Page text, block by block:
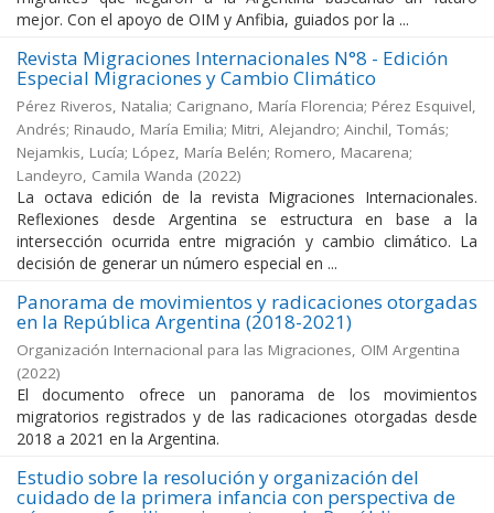
mejor. Con el apoyo de OIM y Anfibia, guiados por la ...
Revista Migraciones Internacionales N°8 - Edición
Especial Migraciones y Cambio Climático
Pérez Riveros, Natalia; Carignano, María Florencia; Pérez Esquivel,
Andrés; Rinaudo, María Emilia; Mitri, Alejandro; Ainchil, Tomás;
Nejamkis, Lucía; López, María Belén; Romero, Macarena;
Landeyro, Camila Wanda (2022)
La octava edición de la revista Migraciones Internacionales.
Reflexiones desde Argentina se estructura en base a la
intersección ocurrida entre migración y cambio climático. La
decisión de generar un número especial en ...
Panorama de movimientos y radicaciones otorgadas
en la República Argentina (2018-2021)
Organización Internacional para las Migraciones, OIM Argentina
(2022)
El documento ofrece un panorama de los movimientos
migratorios registrados y de las radicaciones otorgadas desde
2018 a 2021 en la Argentina.
Estudio sobre la resolución y organización del
cuidado de la primera infancia con perspectiva de